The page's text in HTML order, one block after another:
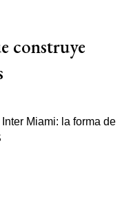
construye